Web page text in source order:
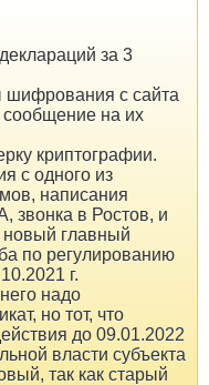
за 3
шифрования с сайта
сообщение на их
криптографии.
с одного из
написания
звонка в Ростов, и
новый главный
по регулированию
г.
надо
но тот, что
до 09.01.2022
власти субъекта
так как старый